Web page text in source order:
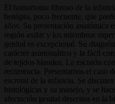
El hamartoma fibroso de la
benigna, poco frecuente, que
años. Su presentación anatómica
región axilar y los miembros
genital es excepcional. Su
carácter asintomático y la fácil
de tejidos blandos. La escisión
recurrencia. Presentamos el caso
escrotal de la infancia. Se
histológicas y su manejo, y se
afectación genital descritos en la